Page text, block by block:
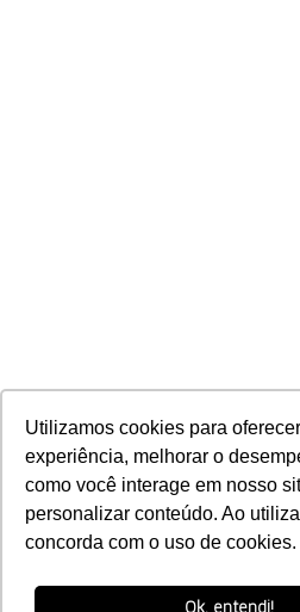
Utilizamos cookies para
experiência, melhorar o
como você interage em nosso
personalizar conteúdo. Ao
concorda com o uso de cookies.
Ok, entendi!
Aviso:
Nós da Franco Bachot
Google e Facebook para
de nossos clientes para